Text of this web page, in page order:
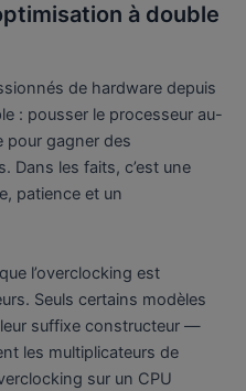
à double
de hardware depuis
: pousser le processeur au-
pour gagner des
Dans les faits, c’est une
patience et un
l’overclocking est
Seuls certains modèles
suffixe constructeur —
les multiplicateurs de
sur un CPU